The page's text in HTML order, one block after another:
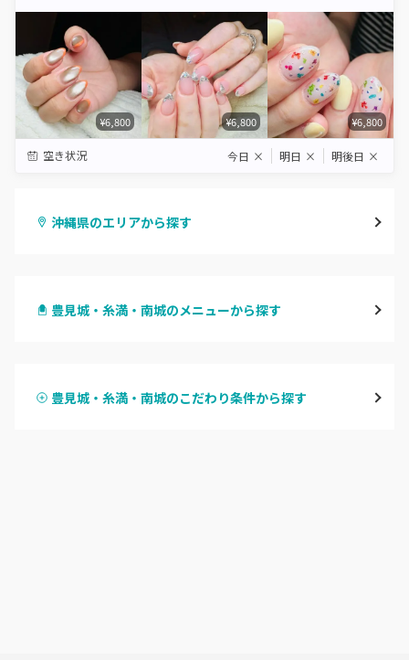
¥6,800 ¥6,800 ¥6,800
空き状況 今日 × 明日 × 明後日 ×
沖縄県のエリアから探す
沖縄・うるま・宜野湾
豊見城・糸満・南城のメニューから探す
豊見城・糸満・南城のこだわり条件から探す